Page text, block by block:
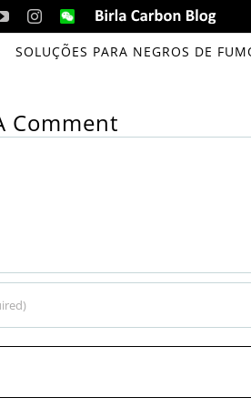
YouTubeInstagram
WeChatBirla
Carbon
Blog
SOLUÇÕES PARA NEGROS DE
Misra inaugurates
Comment